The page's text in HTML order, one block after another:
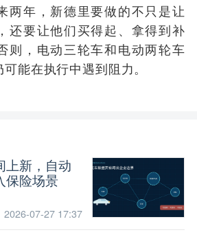
两年，新德里要做的不只是让
还要让他们买得起、拿得到补
则，电动三轮车和电动两轮车
能在执行中遇到阻力。
上新，自动
保险场景
2026-07-27 17:37